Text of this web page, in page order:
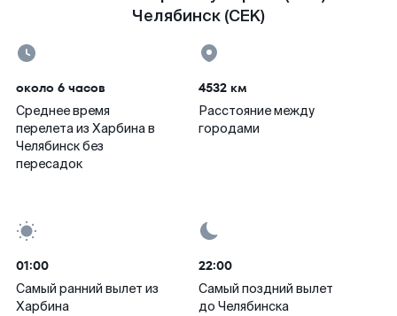
Челябинск (CEK)
около 6 часов
Среднее время
перелета из Харбина в
Челябинск без
пересадок
4532 км
Расстояние между
городами
01:00
Самый ранний вылет из
Харбина
22:00
Самый поздний вылет
до Челябинска